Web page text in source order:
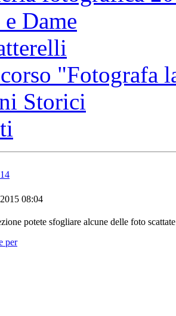
Dame
"Fotografa
Storici
08:04
potete sfogliare alcune delle foto